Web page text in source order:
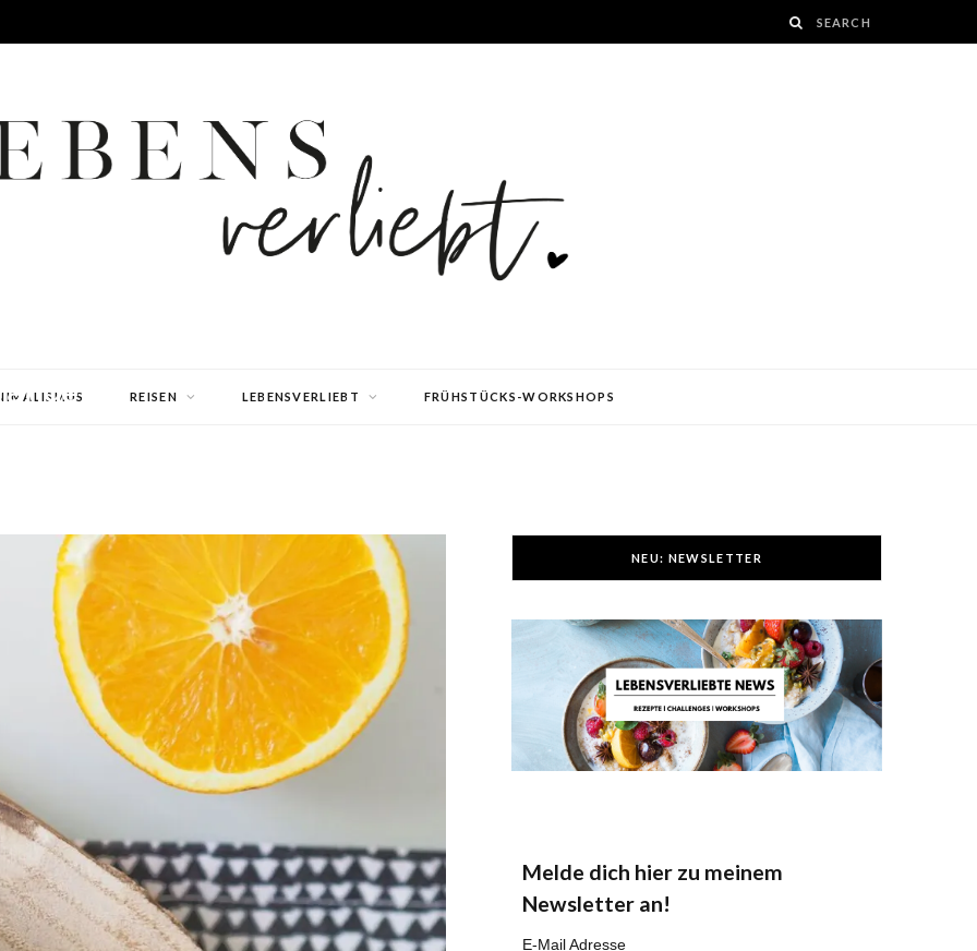
REISEN LEBENSVERLIEBT FRÜHSTÜCKS-WORKSHOPS
NEU: NEWSLETTER
Melde dich hier zu meinem
Newsletter an!
E-Mail Adresse